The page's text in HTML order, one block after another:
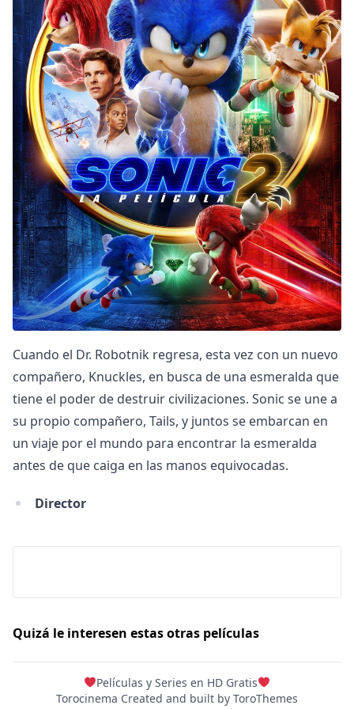
DC
Peacock
Cuando el Dr. Robotnik regresa, esta vez con un nuevo
compañero, Knuckles, en busca de una esmeralda que
tiene el poder de destruir civilizaciones. Sonic se une a
su propio compañero, Tails, y juntos se embarcan en
un viaje por el mundo para encontrar la esmeralda
antes de que caiga en las manos equivocadas.
Director
Quizá le interesen estas otras películas
Películas y Series en HD Gratis
Torocinema Created and built by ToroThemes